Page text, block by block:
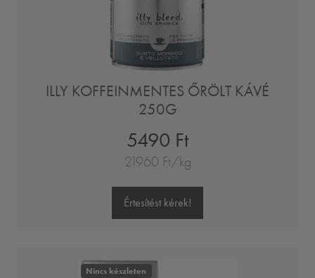
ILLY KOFFEINMENTES ŐRÖLT KÁVÉ
250G
5490 Ft
21960 Ft/kg
Értesítést kérek!
Nincs készleten